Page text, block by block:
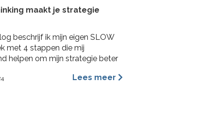
maakt je strategie
beschrijf ik mijn eigen SLOW
met 4 stappen die mij
helpen om mijn strategie beter
Lees meer